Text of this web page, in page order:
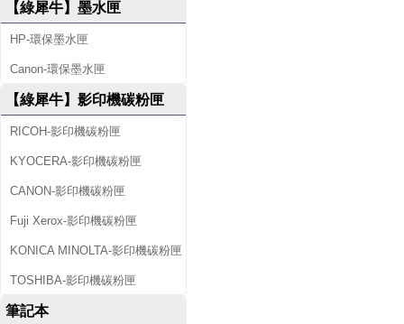
【綠犀牛】墨水匣
HP-環保墨水匣
Canon-環保墨水匣
【綠犀牛】影印機碳粉匣
RICOH-影印機碳粉匣
KYOCERA-影印機碳粉匣
CANON-影印機碳粉匣
Fuji Xerox-影印機碳粉匣
KONICA MINOLTA-影印機碳粉匣
TOSHIBA-影印機碳粉匣
筆記本